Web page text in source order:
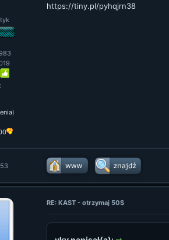
)
https://tiny.pl/pyhqjrn38
RE: KAST - otrzymaj 50$